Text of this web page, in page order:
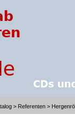
> Referenten >